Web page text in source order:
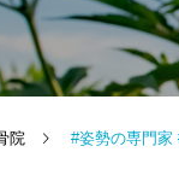
院 #姿勢の専門家